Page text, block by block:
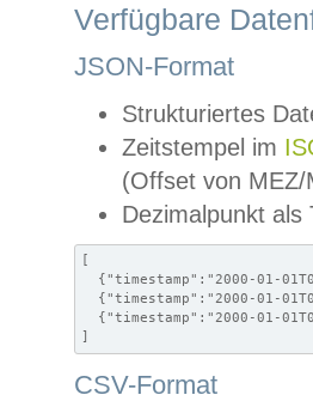
Verfügbare
JSON-Format
Strukturiertes
Zeitstempel im
(Offset von MEZ/
Dezimalpunkt als
[
{"timestamp":"2000-01-
{"timestamp":"2000-01-
{"timestamp":"2000-01-
]
CSV-Format